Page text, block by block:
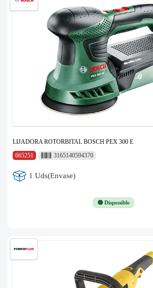
LIJADORA ROTORBITAL BOSCH PEX 300 E
665251
3165140594370
1 Uds(Envase)
🟢 Disponible